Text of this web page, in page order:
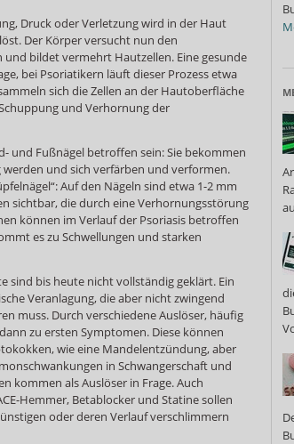
Druck oder Verletzung wird in der Haut
Der Körper versucht nun den
bildet vermehrt Hautzellen. Eine gesunde
bei Psoriatikern läuft dieser Prozess etwa
sich die Zellen an der Hautoberfläche
und Verhornung der
und Fußnägel betroffen sein: Sie bekommen
werden und sich verfärben und verformen.
Auf den Nägeln sind etwa 1-2 mm
sichtbar, die durch eine Verhornungsstörung
können im Verlauf der Psoriasis betroffen
es zu Schwellungen und starken
sind bis heute nicht vollständig geklärt. Ein
Veranlagung, die aber nicht zwingend
muss. Durch verschiedene Auslöser, häufig
zu ersten Symptomen. Diese können
wie eine Mandelentzündung, aber
in Schwangerschaft und
kommen als Auslöser in Frage. Auch
Hemmer, Betablocker und Statine sollen
oder deren Verlauf verschlimmern